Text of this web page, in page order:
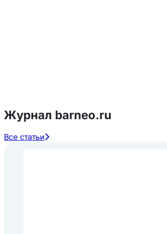
Журнал barneo.ru
Все статьи